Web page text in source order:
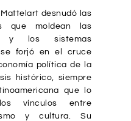
desnudó las
que moldean las
y los sistemas
se forjó en el cruce
política de la
histórico, siempre
que lo
vínculos entre
y cultura. Su